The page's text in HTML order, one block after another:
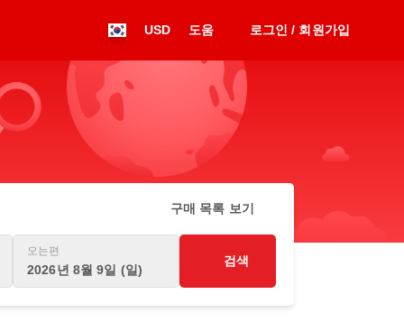
USD 도움 로그인 / 회원가입
구매 목록 보기
오는편
2026년 8월 9일 (일)
검색